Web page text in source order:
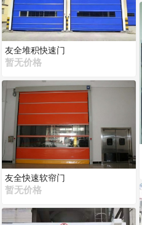
友全堆积快速门
暂无价格
友全快速软帘门
暂无价格